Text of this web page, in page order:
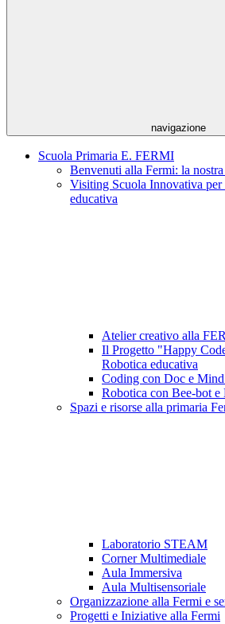
navigazione
Scuola Primaria E. FERMI
Benvenuti alla Fermi: la
Visiting Scuola Innovativa
educativa
Atelier creativo alla
Il Progetto "Happy
Robotica educativa
Coding con Doc e
Robotica con Bee-bot
Spazi e risorse alla primaria
Laboratorio STEAM
Corner Multimediale
Aula Immersiva
Aula Multisensoriale
Organizzazione alla Fermi e
Progetti e Iniziative alla Fermi